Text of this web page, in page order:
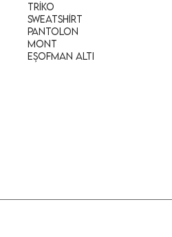
Triko
Sweatshirt
Pantolon
Mont
Eşofman Altı